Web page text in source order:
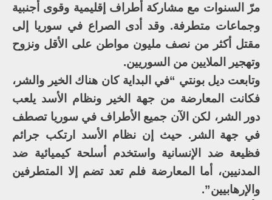
مرّ السنوات مع مشاركة أطراف إقليمية وقوى أجنبية
وجماعات متطرفة. وقد أدى الصراع في سوريا إلى
مقتل أكثر من نصف مليون مواطن على الأقل ونزوح
وتهجير الملايين من السوريين.
وتابعت ديل بونتي “في البداية كان هناك الخير والشر،
فكانت المعارضة من جهة الخير ونظام الأسد يلعب
دور الشر، لكن الآن جميع الأطراف في سوريا تصطف
في جهة الشر. حيث إن نظام الأسد ارتكب جرائم
فظيعة ضد الإنسانية واستخدم أسلحة كيميائية ضد
المدنيين، أما المعارضة فلم تعد تضم إلا المتطرفين
والإرهابيين”.